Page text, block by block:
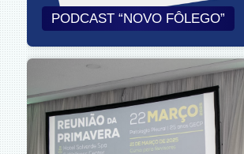
PODCAST “NOVO FÔLEGO”